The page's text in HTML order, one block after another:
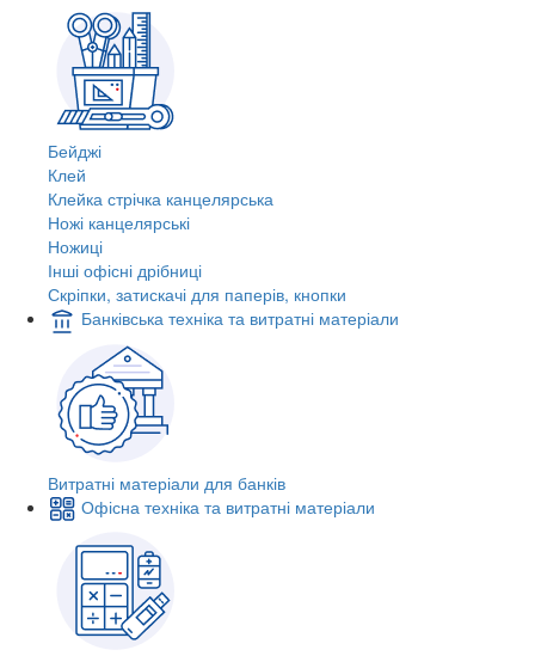
Бейджі
Клей
Клейка стрічка канцелярська
Ножі канцелярські
Ножиці
Інші офісні дрібниці
Скріпки, затискачі для паперів, кнопки
Банківська техніка та витратні матеріали
Витратні матеріали для банків
Офісна техніка та витратні матеріали